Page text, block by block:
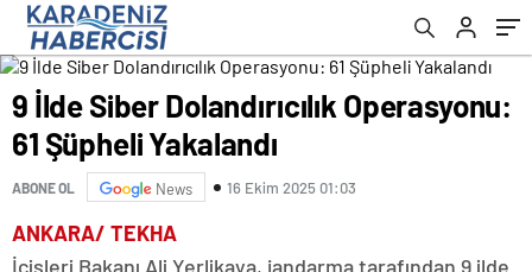
9 İlde Siber Dolandırıcılık Operasyonu:
61 Şüpheli Yakalandı
ABONE OL News 16 Ekim 2025 01:03
ANKARA/ TEKHA
İçişleri Bakanı Ali Yerlikaya, jandarma tarafından 9 ilde